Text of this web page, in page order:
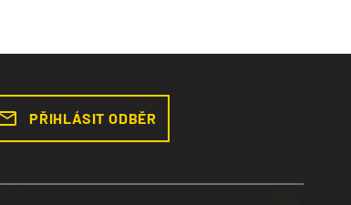
PŘIHLÁSIT ODBĚR